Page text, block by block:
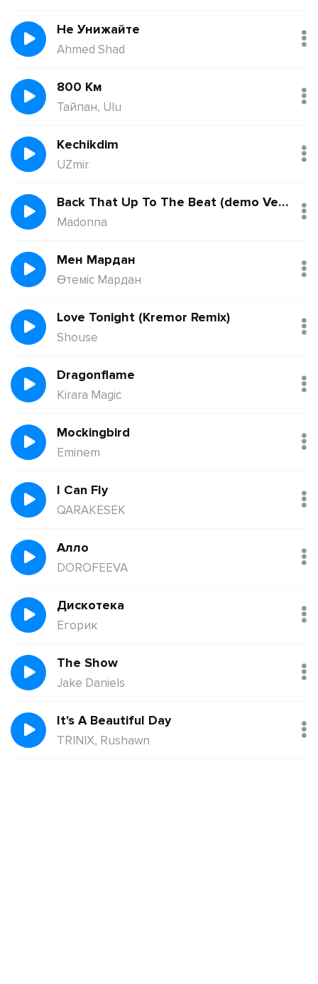
Не Унижайте
Ahmed Shad
800 Км
Тайпан, Ulu
Kechikdim
UZmir
Back That Up To The Beat (demo Version)
Madonna
Мен Мардан
Өтеміс Мардан
Love Tonight (Kremor Remix)
Shouse
Dragonflame
Kirara Magic
Mockingbird
Eminem
I Can Fly
QARAKESEK
Алло
DOROFEEVA
Дискотека
Егорик
The Show
Jake Daniels
It's A Beautiful Day
TRINIX, Rushawn